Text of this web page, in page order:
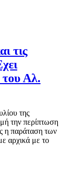
τις
του Αλ.
της
την περίπτωση
η παράταση των
αρχικά με το